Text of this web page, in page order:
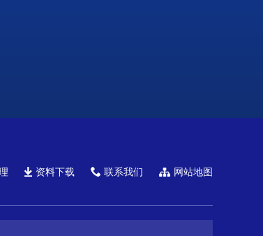
资料下载 联系我们 网站地图